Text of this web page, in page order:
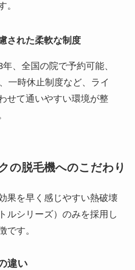
。
された柔軟な制度
、全国の院で予約可能、
一時休止制度など、ライ
せて通いやすい環境が整
の脱毛機へのこだわり
果を早く感じやすい熱破壊
ルシリーズ）のみを採用し
です。
違い